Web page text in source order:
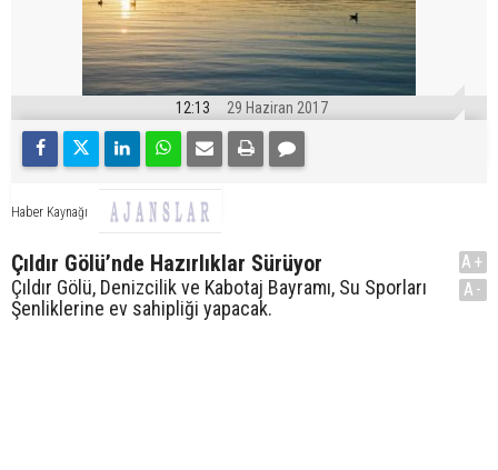
12:13 29 Haziran 2017
Haber Kaynağı
Çıldır Gölü’nde Hazırlıklar Sürüyor
Çıldır Gölü, Denizcilik ve Kabotaj Bayramı, Su Sporları
Şenliklerine ev sahipliği yapacak.
A+
A-